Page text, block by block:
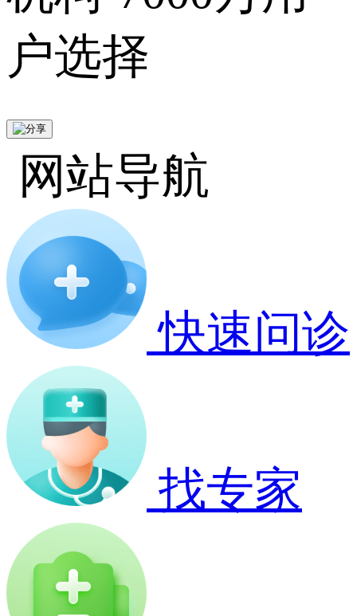
户选择
网站导航
快速问诊
找专家